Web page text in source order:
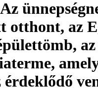
otthont, az
érdeklődő